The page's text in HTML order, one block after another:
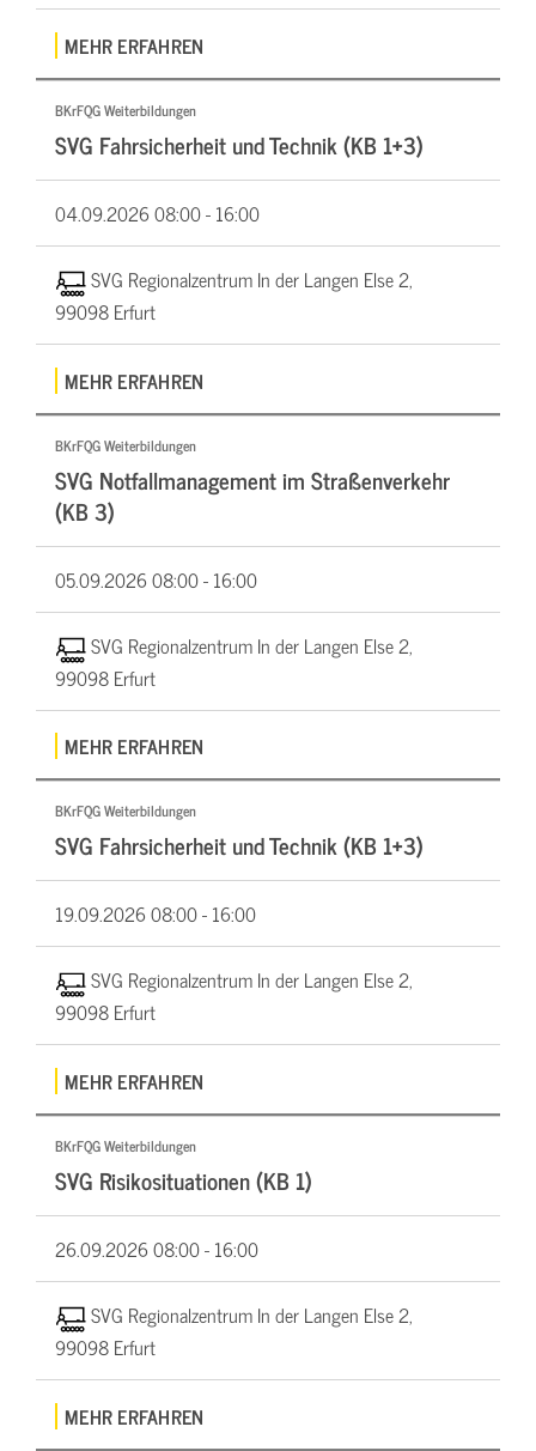
MEHR ERFAHREN
BKrFQG Weiterbildungen
SVG Fahrsicherheit und Technik (KB 1+3)
04.09.202608:00 - 16:00
SVG Regionalzentrum In der Langen Else 2,
99098 Erfurt
MEHR ERFAHREN
BKrFQG Weiterbildungen
SVG Notfallmanagement im Straßenverkehr
(KB 3)
05.09.202608:00 - 16:00
SVG Regionalzentrum In der Langen Else 2,
99098 Erfurt
MEHR ERFAHREN
BKrFQG Weiterbildungen
SVG Fahrsicherheit und Technik (KB 1+3)
19.09.202608:00 - 16:00
SVG Regionalzentrum In der Langen Else 2,
99098 Erfurt
MEHR ERFAHREN
BKrFQG Weiterbildungen
SVG Risikosituationen (KB 1)
26.09.202608:00 - 16:00
SVG Regionalzentrum In der Langen Else 2,
99098 Erfurt
MEHR ERFAHREN